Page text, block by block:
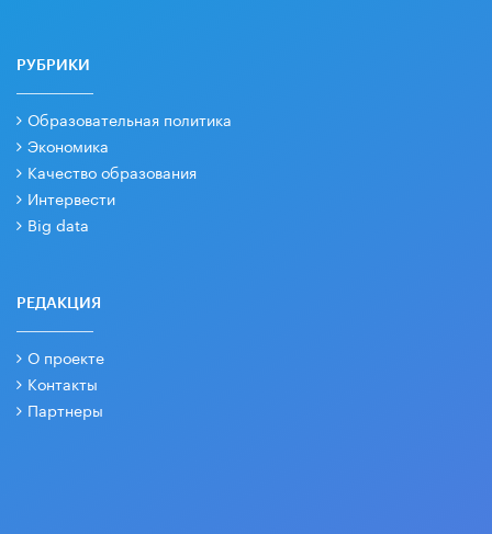
РУБРИКИ
Образовательная политика
Экономика
Качество образования
Интервести
Big data
РЕДАКЦИЯ
О проекте
Контакты
Партнеры